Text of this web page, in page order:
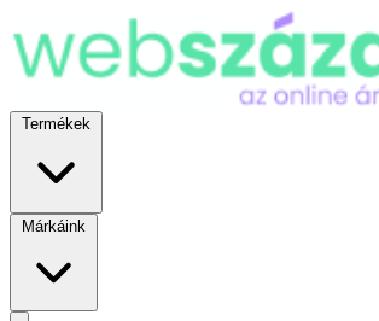
Termékek
Márkáink